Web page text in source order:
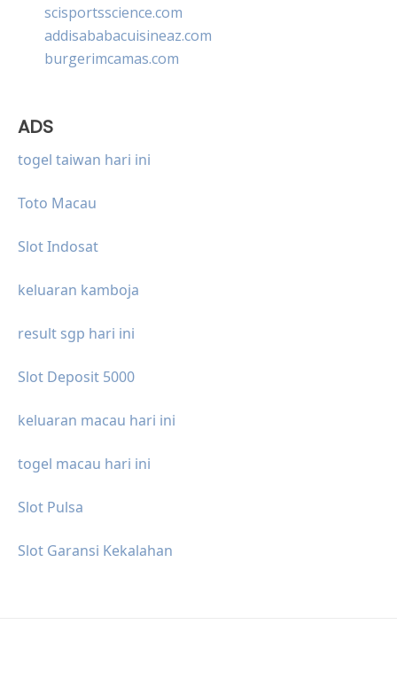
scisportsscience.com
addisababacuisineaz.com
burgerimcamas.com
ADS
togel taiwan hari ini
Toto Macau
Slot Indosat
keluaran kamboja
result sgp hari ini
Slot Deposit 5000
keluaran macau hari ini
togel macau hari ini
Slot Pulsa
Slot Garansi Kekalahan